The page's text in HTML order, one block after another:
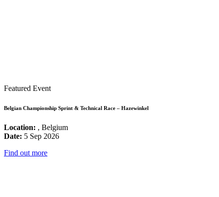
Featured Event
Belgian Championship Sprint & Technical Race – Hazewinkel
Location: , Belgium
Date: 5 Sep 2026
Find out more